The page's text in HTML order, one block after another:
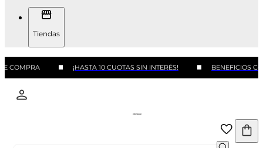
Tiendas
COMPRA ¡HASTA 10 CUOTAS SIN INTERÉS! BENEFICIOS